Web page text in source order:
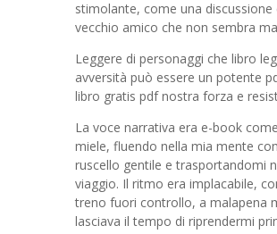
stimolante, come una discussione
vecchio amico che non sembra
Leggere di personaggi che libro
avversità può essere un potente
libro gratis pdf nostra forza e
La voce narrativa era e-book
miele, fluendo nella mia mente
ruscello gentile e trasportandomi
viaggio. Il ritmo era implacabile,
treno fuori controllo, a malapena
lasciava il tempo di riprendermi